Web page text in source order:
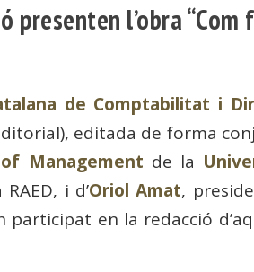
l’obra “Com
de Comptabilitat i
editada de forma
Management de la
i d’Oriol Amat,
participat en la redacció